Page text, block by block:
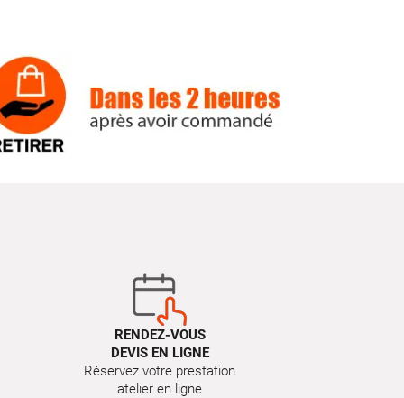
RENDEZ-VOUS
DEVIS EN LIGNE
Réservez votre prestation
atelier en ligne